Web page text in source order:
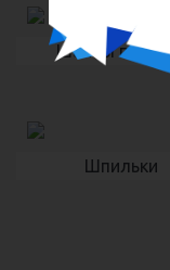
Шайбы
Шпильки